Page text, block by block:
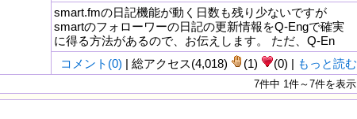
smart.fmの日記機能が動く日数も残り少ないですが
smartのフォローワーの日記の更新情報をQ-Engで確実
に得る方法があるので、お伝えします。 ただ、Q-En
コメント(0) | 総アクセス(4,018) (1) (0) | もっと読む
7件中 1件～7件を表示